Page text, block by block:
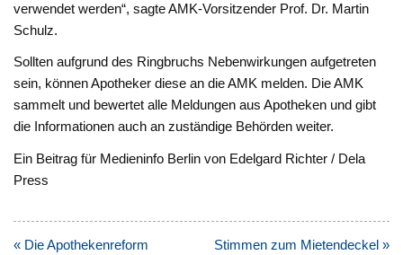
verwendet werden“, sagte AMK-Vorsitzender Prof. Dr. Martin
Schulz.
Sollten aufgrund des Ringbruchs Nebenwirkungen aufgetreten
sein, können Apotheker diese an die AMK melden. Die AMK
sammelt und bewertet alle Meldungen aus Apotheken und gibt
die Informationen auch an zuständige Behörden weiter.
Ein Beitrag für Medieninfo Berlin von Edelgard Richter / Dela
Press
Beitragsnavigation
« Die Apothekenreform Stimmen zum Mietendeckel »